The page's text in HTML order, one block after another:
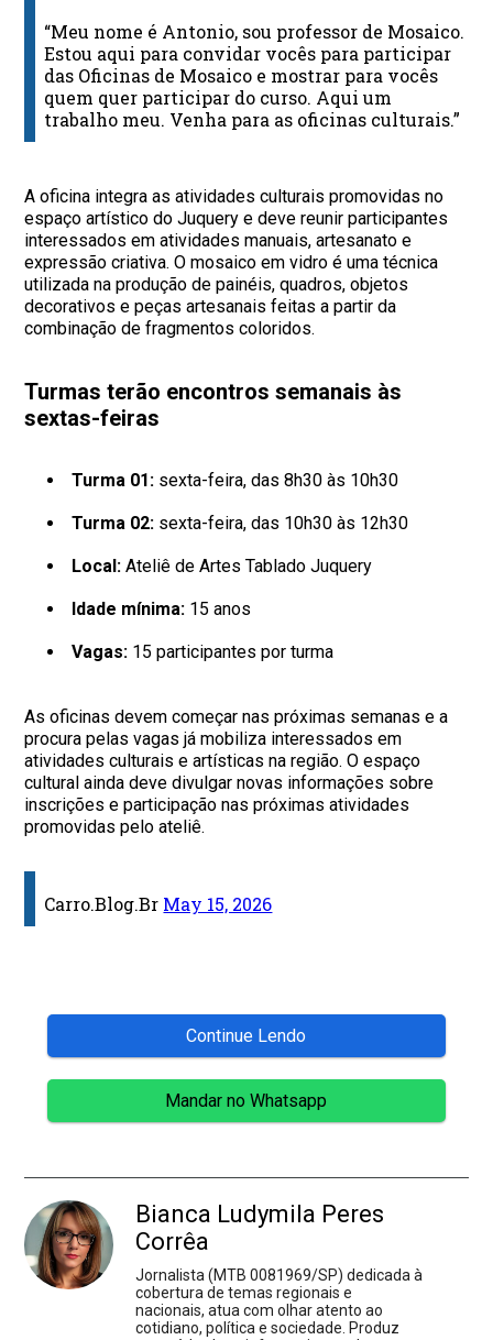
“Meu nome é Antonio, sou professor de Mosaico.
Estou aqui para convidar vocês para participar
das Oficinas de Mosaico e mostrar para vocês
quem quer participar do curso. Aqui um
trabalho meu. Venha para as oficinas culturais.”
A oficina integra as atividades culturais promovidas no
espaço artístico do Juquery e deve reunir participantes
interessados em atividades manuais, artesanato e
expressão criativa. O mosaico em vidro é uma técnica
utilizada na produção de painéis, quadros, objetos
decorativos e peças artesanais feitas a partir da
combinação de fragmentos coloridos.
Turmas terão encontros semanais às
sextas-feiras
Turma 01:sexta-feira, das 8h30 às 10h30
Turma 02:sexta-feira, das 10h30 às 12h30
Local:Ateliê de Artes Tablado Juquery
Idade mínima:15 anos
Vagas:15 participantes por turma
As oficinas devem começar nas próximas semanas e a
procura pelas vagas já mobiliza interessados em
atividades culturais e artísticas na região. O espaço
cultural ainda deve divulgar novas informações sobre
inscrições e participação nas próximas atividades
promovidas pelo ateliê.
Carro.Blog.Br May 15, 2026
Continue Lendo
Mandar no Whatsapp
Bianca Ludymila Peres
Corrêa
Jornalista (MTB 0081969/SP) dedicada à
cobertura de temas regionais e
nacionais, atua com olhar atento ao
cotidiano, política e sociedade. Produz